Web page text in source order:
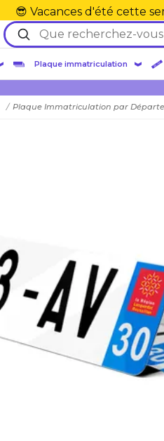
😎 Vacances d'été cette
Plaque immatriculation
Plaque Immatriculation par